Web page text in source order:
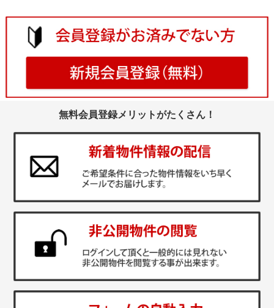
無料会員登録メリットがたくさん！